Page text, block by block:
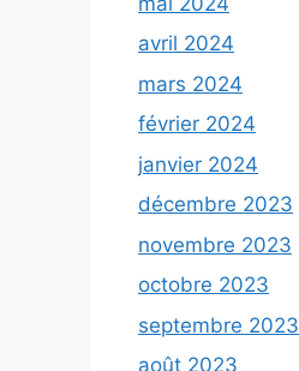
avril 2024
mars 2024
février 2024
janvier 2024
décembre 2023
novembre 2023
octobre 2023
septembre 2023
août 2023